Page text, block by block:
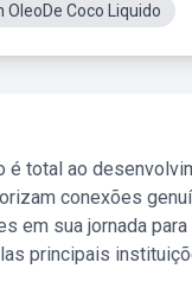
Coco Liquido
é total ao
conexões
em sua jornada
principais